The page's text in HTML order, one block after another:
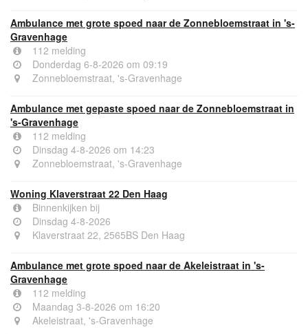
Ambulance met grote spoed naar de Zonnebloemstraat in 's-
Gravenhage
112 melding
Donderdag 6-8-2026 om 09:19
Zonnebloemstraat, 's-Gravenhage
Ambulance met gepaste spoed naar de Zonnebloemstraat in
's-Gravenhage
112 melding
Dinsdag 4-8-2026 om 14:23
Zonnebloemstraat, 's-Gravenhage
Woning Klaverstraat 22 Den Haag
Binnenkijken bij
Dinsdag 4-8-2026
Klaverstraat 22, 2565BS Den Haag
Ambulance met grote spoed naar de Akeleistraat in 's-
Gravenhage
112 melding
Maandag 3-8-2026 om 16:20
Akeleistraat, 's-Gravenhage